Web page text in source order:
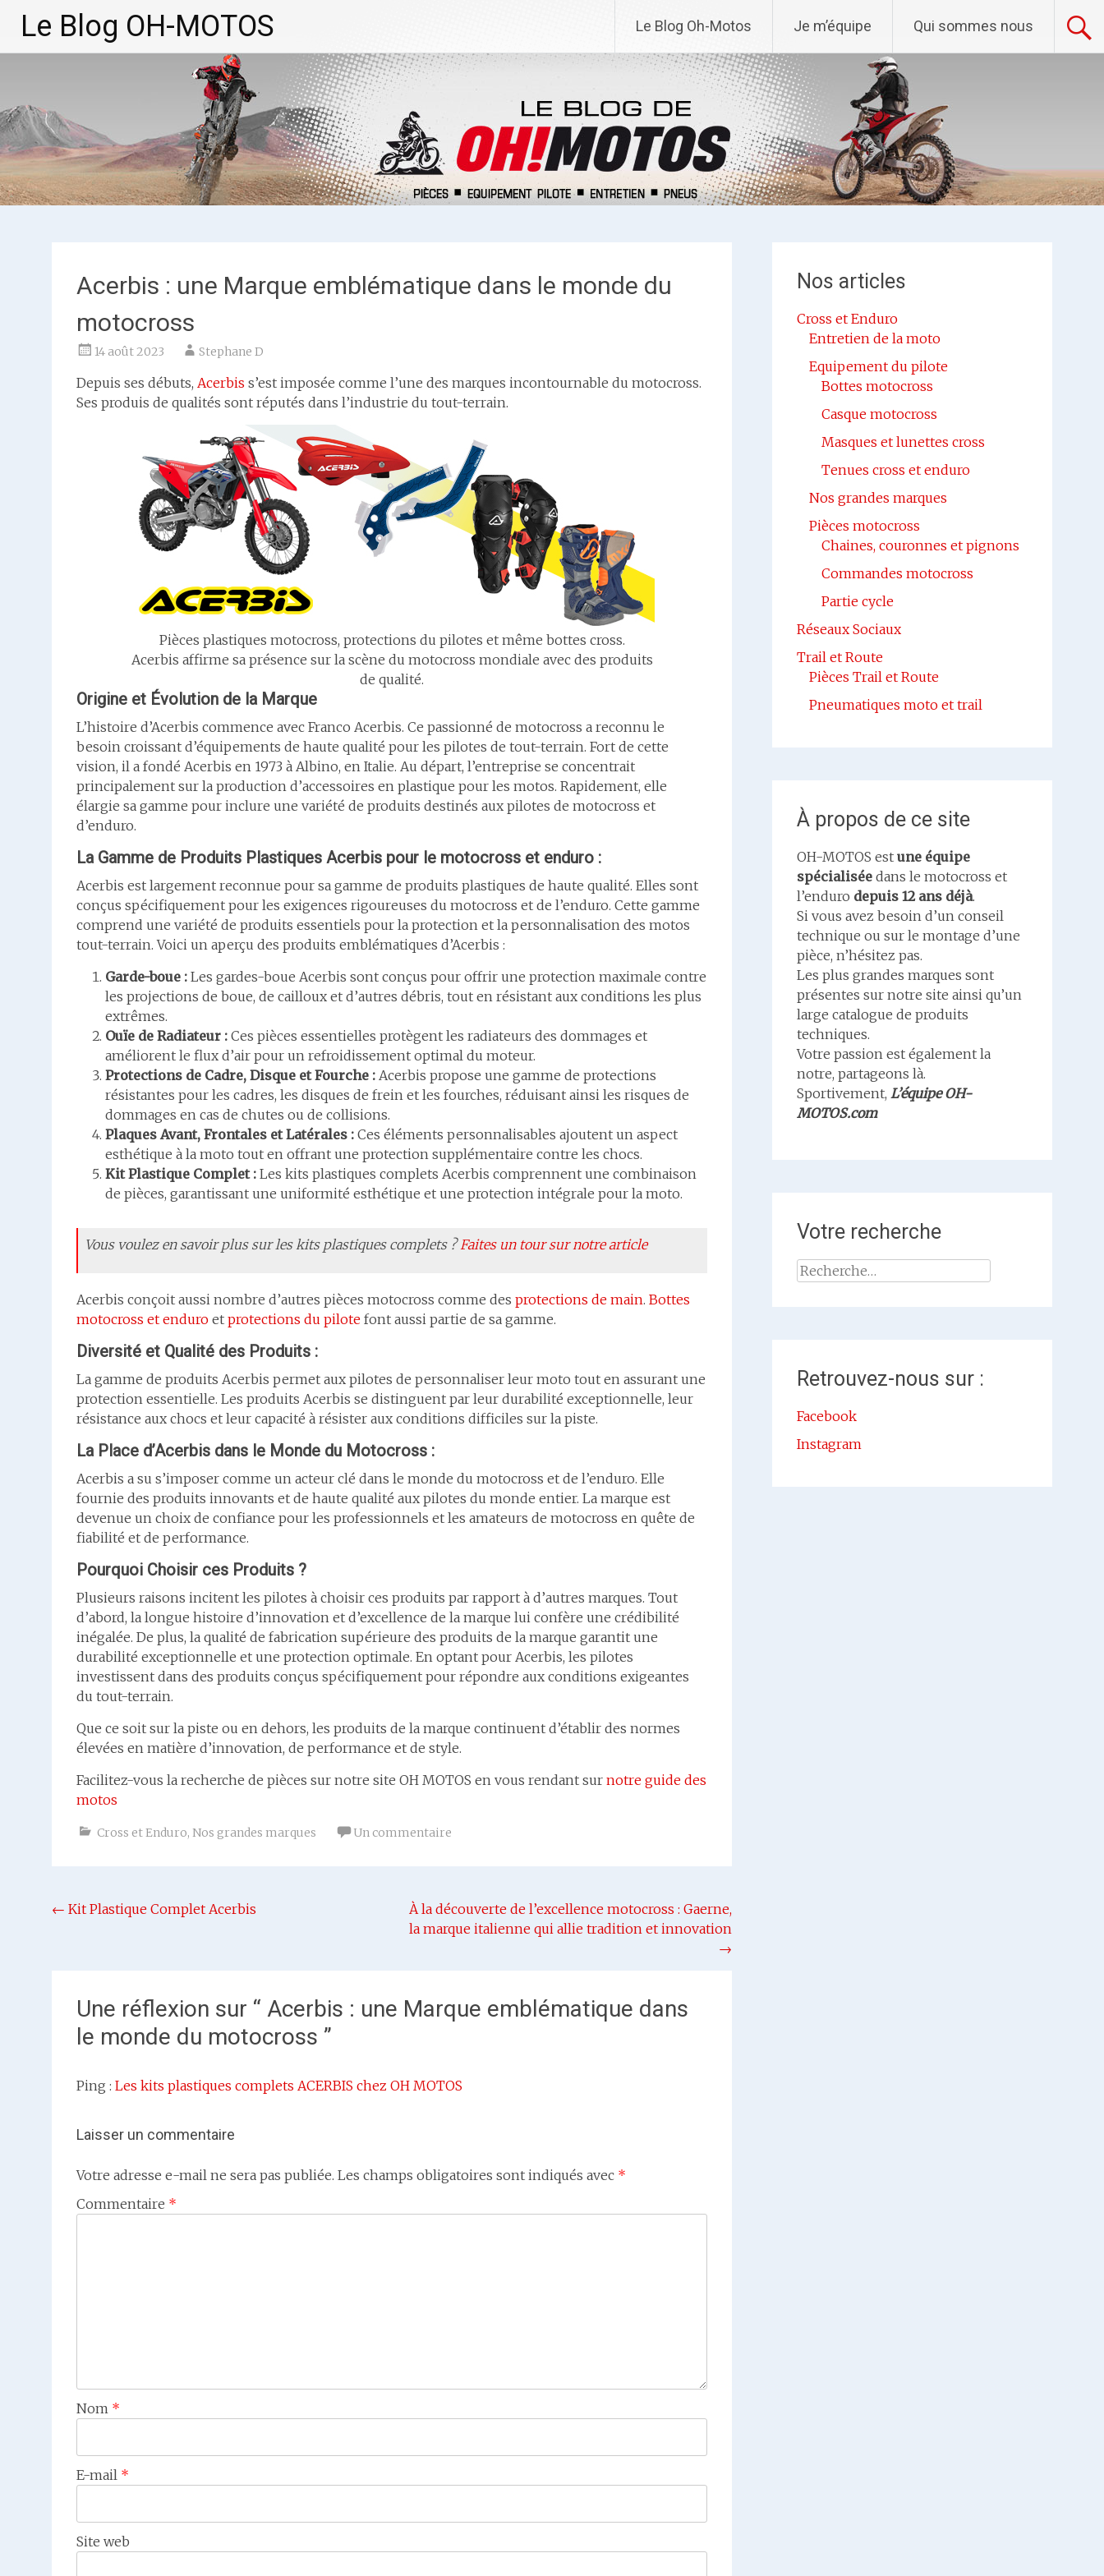
contenu
Le Blog OH-MOTOS Le Blog Oh-Motos Je m’équipe Qui sommes nous
Acerbis : une Marque emblématique dans le monde du
motocross
14 août 2023 Stephane D
Depuis ses débuts, Acerbis s’est imposée comme l’une des marques incontournable du motocross.
Ses produis de qualités sont réputés dans l’industrie du tout-terrain.
Pièces plastiques motocross, protections du pilotes et même bottes cross.
Acerbis affirme sa présence sur la scène du motocross mondiale avec des produits
de qualité.
Origine et Évolution de la Marque
L’histoire d’Acerbis commence avec Franco Acerbis. Ce passionné de motocross a reconnu le
besoin croissant d’équipements de haute qualité pour les pilotes de tout-terrain. Fort de cette
vision, il a fondé Acerbis en 1973 à Albino, en Italie. Au départ, l’entreprise se concentrait
principalement sur la production d’accessoires en plastique pour les motos. Rapidement, elle
élargie sa gamme pour inclure une variété de produits destinés aux pilotes de motocross et
d’enduro.
La Gamme de Produits Plastiques Acerbis pour le motocross et enduro :
Acerbis est largement reconnue pour sa gamme de produits plastiques de haute qualité. Elles sont
conçus spécifiquement pour les exigences rigoureuses du motocross et de l’enduro. Cette gamme
comprend une variété de produits essentiels pour la protection et la personnalisation des motos
tout-terrain. Voici un aperçu des produits emblématiques d’Acerbis :
Garde-boue : Les gardes-boue Acerbis sont conçus pour offrir une protection maximale contre
les projections de boue, de cailloux et d’autres débris, tout en résistant aux conditions les plus
extrêmes.
Ouïe de Radiateur : Ces pièces essentielles protègent les radiateurs des dommages et
améliorent le flux d’air pour un refroidissement optimal du moteur.
Protections de Cadre, Disque et Fourche : Acerbis propose une gamme de protections
résistantes pour les cadres, les disques de frein et les fourches, réduisant ainsi les risques de
dommages en cas de chutes ou de collisions.
Plaques Avant, Frontales et Latérales : Ces éléments personnalisables ajoutent un aspect
esthétique à la moto tout en offrant une protection supplémentaire contre les chocs.
Kit Plastique Complet : Les kits plastiques complets Acerbis comprennent une combinaison
de pièces, garantissant une uniformité esthétique et une protection intégrale pour la moto.
Vous voulez en savoir plus sur les kits plastiques complets ?Faites un tour sur notre article
Acerbis conçoit aussi nombre d’autres pièces motocross comme des protections de main. Bottes
motocross et enduro et protections du pilote font aussi partie de sa gamme.
Diversité et Qualité des Produits :
La gamme de produits Acerbis permet aux pilotes de personnaliser leur moto tout en assurant une
protection essentielle. Les produits Acerbis se distinguent par leur durabilité exceptionnelle, leur
résistance aux chocs et leur capacité à résister aux conditions difficiles sur la piste.
La Place d’Acerbis dans le Monde du Motocross :
Acerbis a su s’imposer comme un acteur clé dans le monde du motocross et de l’enduro. Elle
fournie des produits innovants et de haute qualité aux pilotes du monde entier. La marque est
devenue un choix de confiance pour les professionnels et les amateurs de motocross en quête de
fiabilité et de performance.
Pourquoi Choisir ces Produits ?
Plusieurs raisons incitent les pilotes à choisir ces produits par rapport à d’autres marques. Tout
d’abord, la longue histoire d’innovation et d’excellence de la marque lui confère une crédibilité
inégalée. De plus, la qualité de fabrication supérieure des produits de la marque garantit une
durabilité exceptionnelle et une protection optimale. En optant pour Acerbis, les pilotes
investissent dans des produits conçus spécifiquement pour répondre aux conditions exigeantes
du tout-terrain.
Que ce soit sur la piste ou en dehors, les produits de la marque continuent d’établir des normes
élevées en matière d’innovation, de performance et de style.
Facilitez-vous la recherche de pièces sur notre site OH MOTOS en vous rendant sur notre guide des
motos
Cross et Enduro, Nos grandes marques Un commentaire
Navigation
← Kit Plastique Complet Acerbis
À la découverte de l’excellence motocross : Gaerne,
la marque italienne qui allie tradition et innovation
→
Une réflexion sur “ Acerbis : une Marque emblématique dans
le monde du motocross ”
Ping : Les kits plastiques complets ACERBIS chez OH MOTOS
Laisser un commentaire
Votre adresse e-mail ne sera pas publiée. Les champs obligatoires sont indiqués avec *
Commentaire *
Nom *
E-mail *
Site web
Nos articles
Cross et Enduro
Entretien de la moto
Equipement du pilote
Bottes motocross
Casque motocross
Masques et lunettes cross
Tenues cross et enduro
Nos grandes marques
Pièces motocross
Chaines, couronnes et pignons
Commandes motocross
Partie cycle
Réseaux Sociaux
Trail et Route
Pièces Trail et Route
Pneumatiques moto et trail
À propos de ce site
OH-MOTOS est une équipe
spécialiséedans le motocross et
l’enduro depuis 12 ans déjà.
Si vous avez besoin d’un conseil
technique ou sur le montage d’une
pièce, n’hésitez pas.
Les plus grandes marques sont
présentes sur notre site ainsi qu’un
large catalogue de produits
techniques.
Votre passion est également la
notre, partageons là.
Sportivement, L’équipe OH-
MOTOS.com
Votre recherche
Rechercher :
Retrouvez-nous sur :
Facebook
Instagram